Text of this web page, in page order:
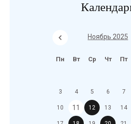
Ноябрь 2025
Пн Вт Ср Чт Пт
3 4 5 6 7
10 11 12 13 14